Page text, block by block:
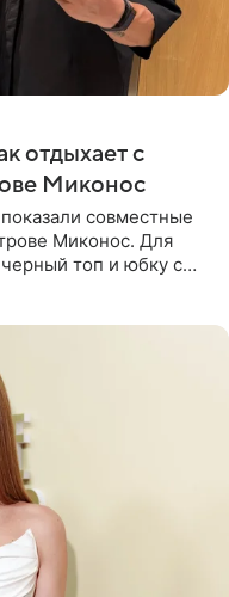
отдыхает с
Миконос
совместные
Миконос. Для
черный топ и юбку с